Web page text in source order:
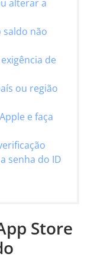
alterar a
saldo não
de
ou região
e faça
senha do ID
Store